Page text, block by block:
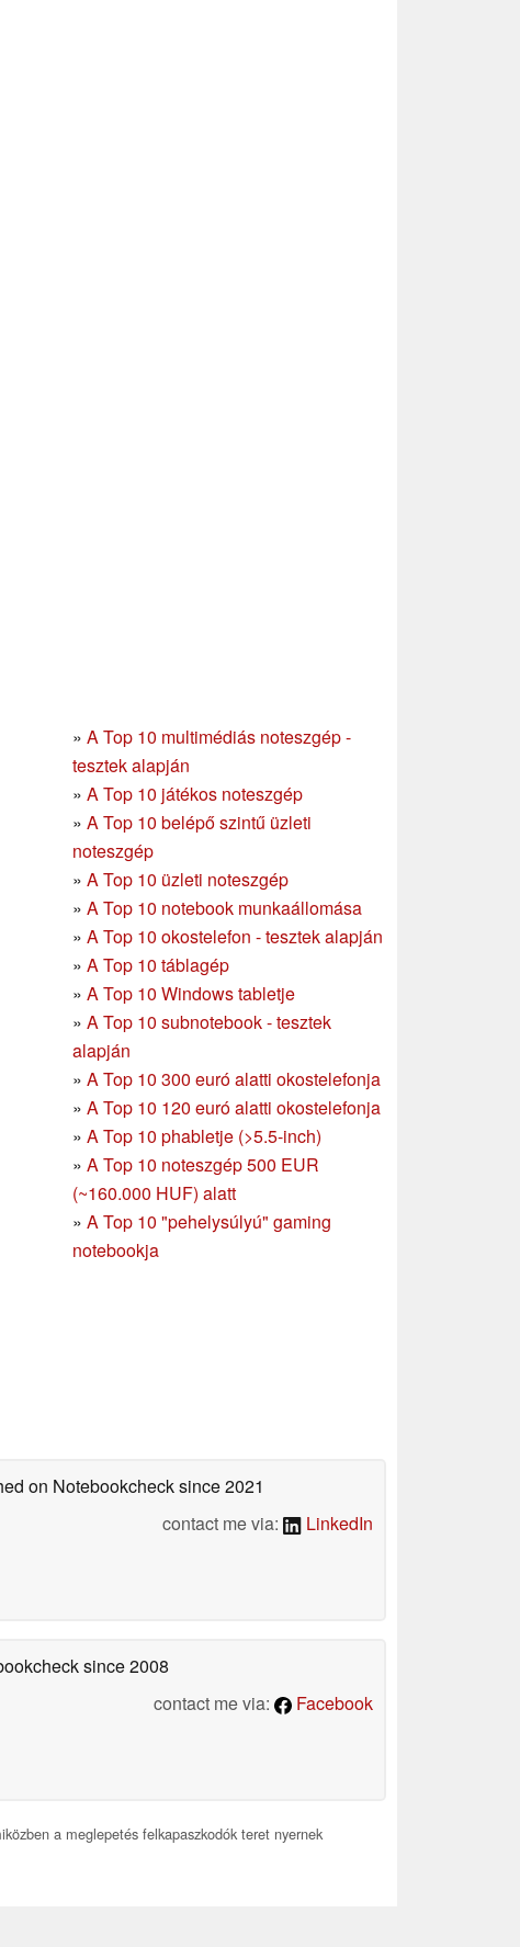
» A Top 10 multimédiás noteszgép -
tesztek alapján
» A Top 10 játékos noteszgép
» A Top 10 belépő szintű üzleti
noteszgép
» A Top 10 üzleti noteszgép
» A Top 10 notebook munkaállomása
» A Top 10 okostelefon - tesztek alapján
» A Top 10 táblagép
» A Top 10 Windows tabletje
» A Top 10 subnotebook - tesztek
alapján
» A Top 10 300 euró alatti okostelefonja
» A Top 10 120 euró alatti okostelefonja
» A Top 10 phabletje (>5.5-inch)
» A Top 10 noteszgép 500 EUR
(~160.000 HUF) alatt
» A Top 10 "pehelysúlyú" gaming
notebookja
on Notebookchecksince 2021
contact me via:
LinkedIn
since 2008
contact me via:
Facebook
a meglepetés felkapaszkodók teret nyernek